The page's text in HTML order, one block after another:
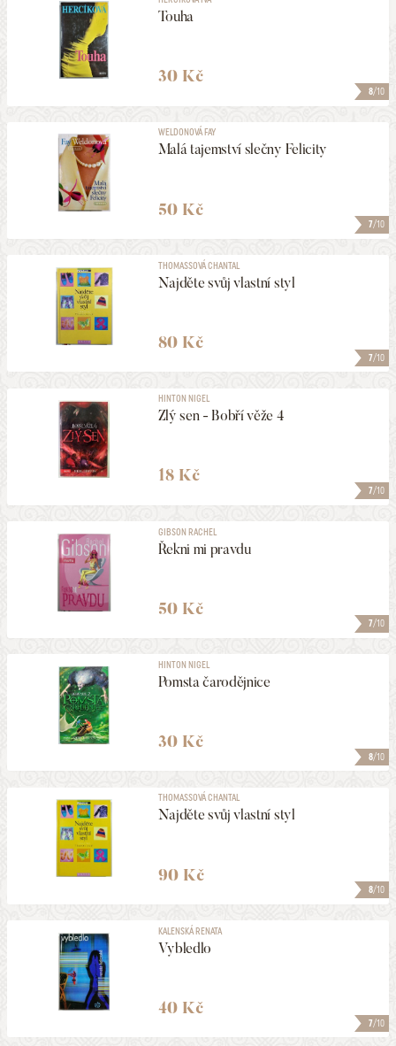
8/10
Touha
30 Kč
7/10
WELDONOVÁ FAY
Malá tajemství slečny Felicity
50 Kč
7/10
THOMASSOVÁ CHANTAL
Najděte svůj vlastní styl
80 Kč
7/10
HINTON NIGEL
Zlý sen - Bobří věže 4
18 Kč
7/10
GIBSON RACHEL
Řekni mi pravdu
50 Kč
8/10
HINTON NIGEL
Pomsta čarodějnice
30 Kč
8/10
THOMASSOVÁ CHANTAL
Najděte svůj vlastní styl
90 Kč
7/10
KALENSKÁ RENATA
Vybledlo
40 Kč